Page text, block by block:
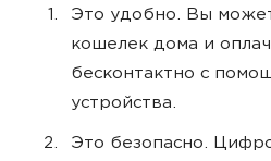
Это удобно. Вы
кошелек дома и
бесконтактно с
устройства.
Это безопасно.